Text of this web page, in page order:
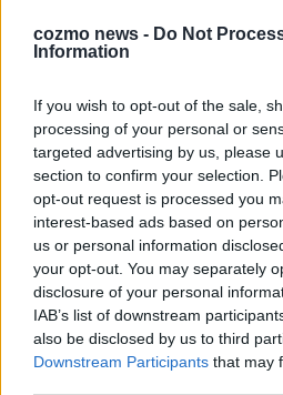
cozmo news - Do Not
Information
If you wish to opt-out of the sale,
processing of your personal or
targeted advertising by us, please
section to confirm your selection.
opt-out request is processed you
interest-based ads based on
us or personal information
your opt-out. You may separately
disclosure of your personal
IAB’s list of downstream
also be disclosed by us to third
Downstream Participants that may
KEINE NEWS MEHR VERPASSEN
ANZEIGE